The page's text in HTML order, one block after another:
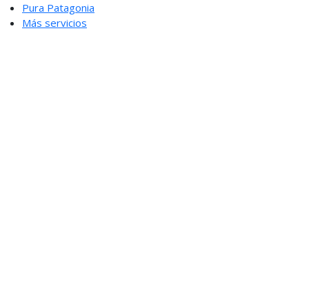
Pura Patagonia
Más servicios